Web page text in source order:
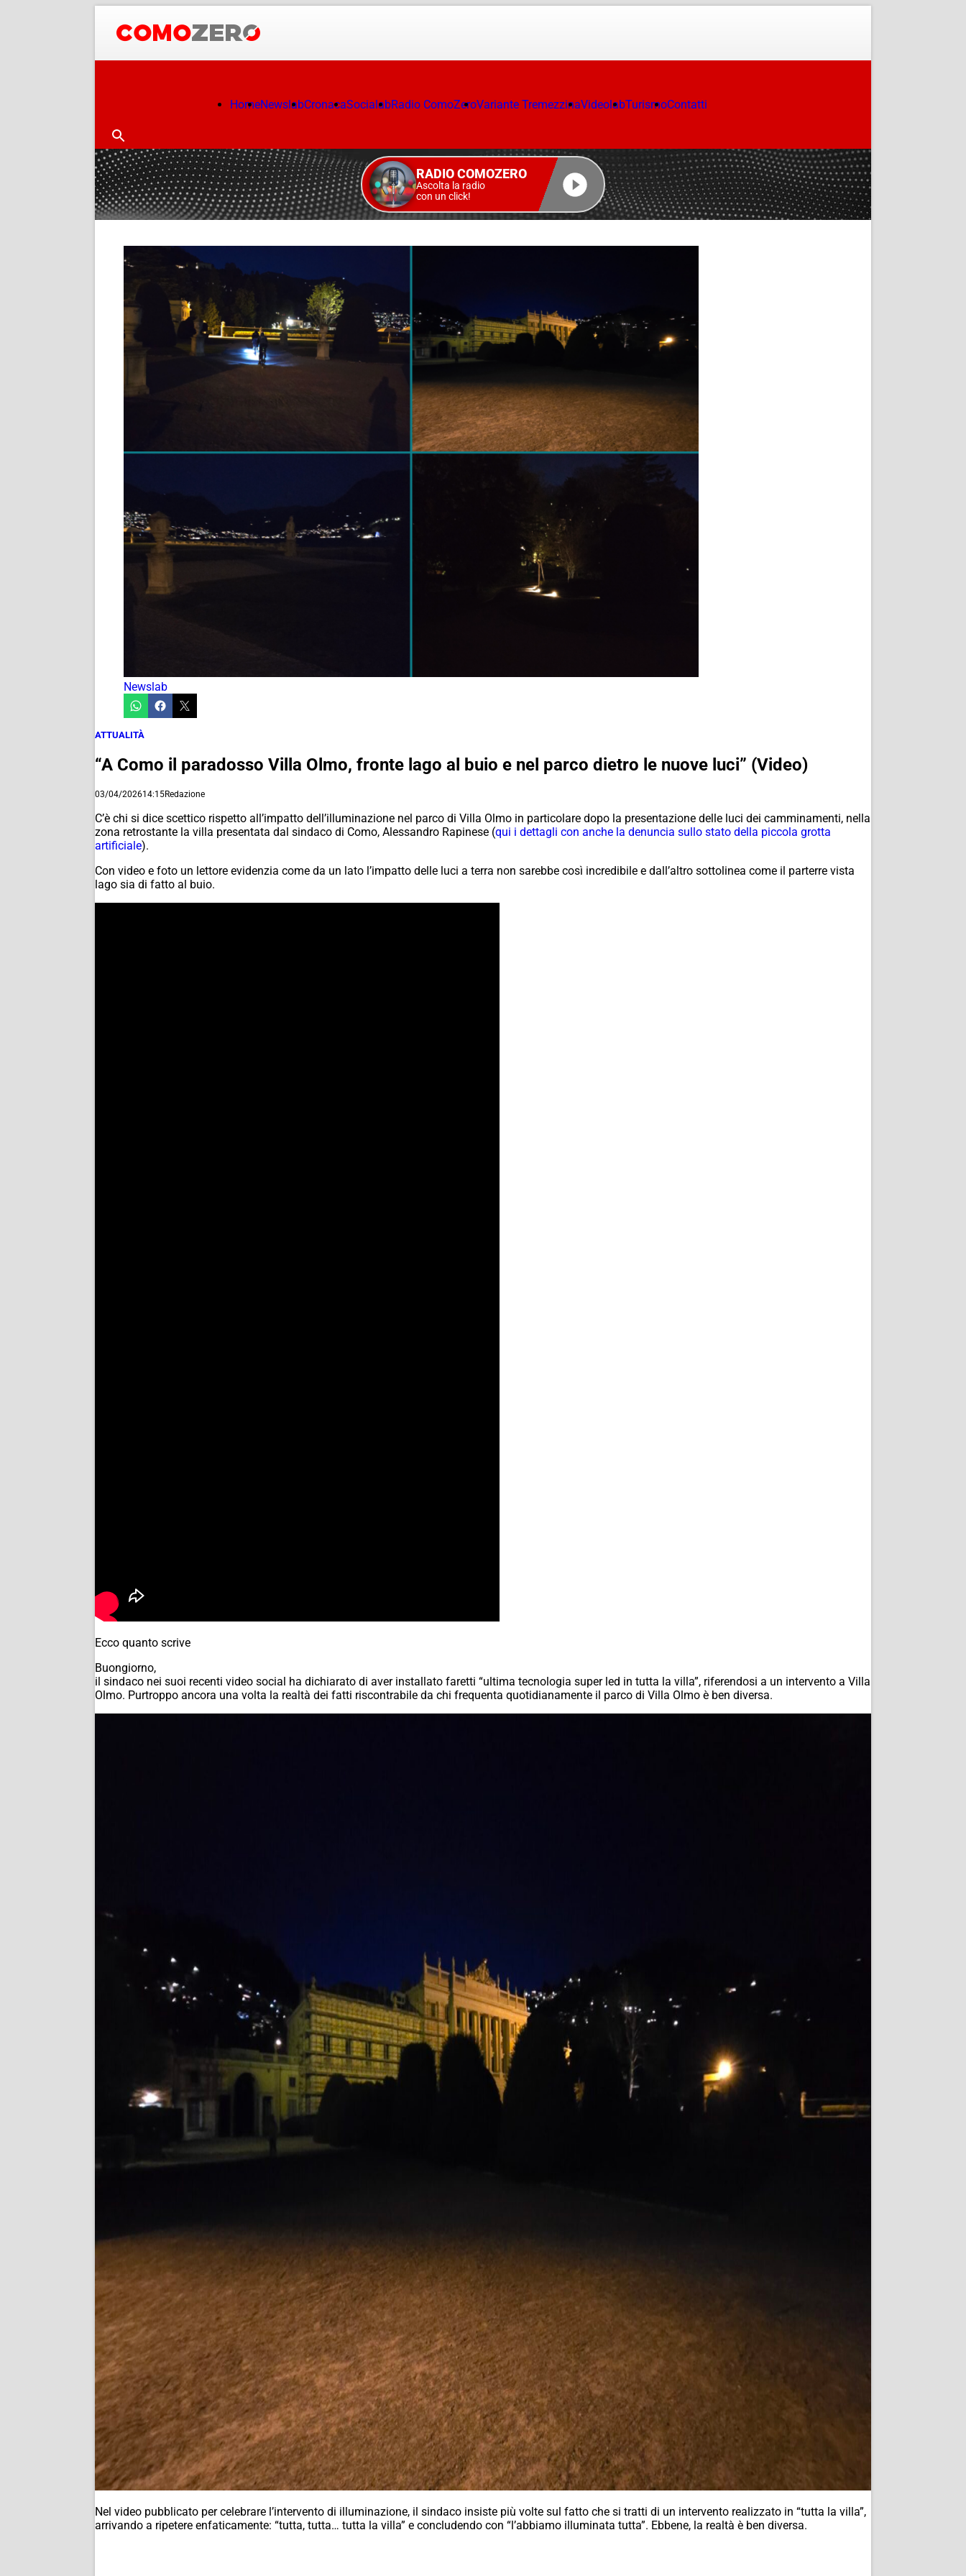
HomeNewslabCronacaSocialabRadio ComoZeroVariante TremezzinaVideolabTurismoContatti
RADIO COMOZERO
Ascolta la radio
con un click!
Newslab
ATTUALITÀ
“A Como il paradosso Villa Olmo, fronte lago al buio e nel parco dietro le nuove luci” (Video)
03/04/202614:15Redazione
C’è chi si dice scettico rispetto all’impatto dell’illuminazione nel parco di Villa Olmo in particolare dopo la presentazione delle luci dei camminamenti, nella
zona retrostante la villa presentata dal sindaco di Como, Alessandro Rapinese (qui i dettagli con anche la denuncia sullo stato della piccola grotta
artificiale).
Con video e foto un lettore evidenzia come da un lato l’impatto delle luci a terra non sarebbe così incredibile e dall’altro sottolinea come il parterre vista
lago sia di fatto al buio.
Ecco quanto scrive
Buongiorno,
il sindaco nei suoi recenti video social ha dichiarato di aver installato faretti “ultima tecnologia super led in tutta la villa”, riferendosi a un intervento a Villa
Olmo. Purtroppo ancora una volta la realtà dei fatti riscontrabile da chi frequenta quotidianamente il parco di Villa Olmo è ben diversa.
Nel video pubblicato per celebrare l’intervento di illuminazione, il sindaco insiste più volte sul fatto che si tratti di un intervento realizzato in “tutta la villa”,
arrivando a ripetere enfaticamente: “tutta, tutta… tutta la villa” e concludendo con “l’abbiamo illuminata tutta”. Ebbene, la realtà è ben diversa.